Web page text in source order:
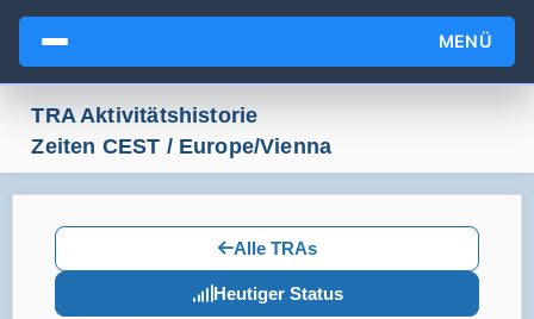
MENÜ
TRA Aktivitätshistorie
Zeiten CEST / Europe/Vienna
Alle TRAs
Heutiger Status